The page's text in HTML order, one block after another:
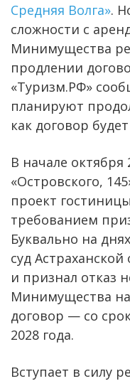
Средняя Волга».
сложности с
Минимущества
продлении
«Туризм.РФ»
планируют
как договор
В начале октября
«Островского,
проект
требованием
Буквально на
суд Астраханской
и признал отказ
Минимущества
договор — со
2028 года.
Вступает в силу